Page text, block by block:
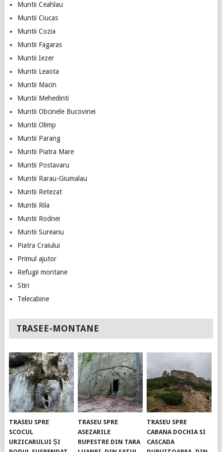
Muntii Ceahlau
Muntii Ciucas
Muntii Cozia
Muntii Fagaras
Muntii Iezer
Muntii Leaota
Muntii Macin
Muntii Mehedinti
Muntii Obcinele Bucovinei
Muntii Olimp
Muntii Parang
Muntii Piatra Mare
Muntii Postavaru
Muntii Rarau-Giumalau
Muntii Retezat
Muntii Rila
Muntii Rodnei
Muntii Sureanu
Piatra Craiului
Primul ajutor
Refugii montane
Stiri
Telecabine
TRASEE-MONTANE
TRASEU SPRE
SCOCUL
URZICARULUI ȘI
TRASEU SPRE
ASEZARILE
RUPESTRE DIN TARA
TRASEU SPRE
CABANA DOCHIA SI
CASCADA